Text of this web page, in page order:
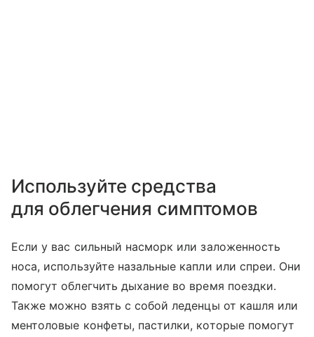
Используйте средства
для облегчения симптомов
Если у вас сильный насморк или заложенность
носа, используйте назальные капли или спреи. Они
помогут облегчить дыхание во время поездки.
Также можно взять с собой леденцы от кашля или
ментоловые конфеты, пастилки, которые помогут